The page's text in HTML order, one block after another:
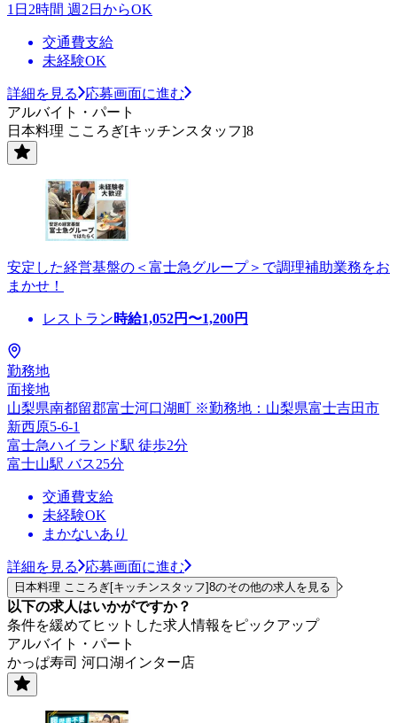
1日2時間 週2日からOK
交通費支給
未経験OK
詳細を見る
応募画面に進む
アルバイト・パート
日本料理 こころぎ[キッチンスタッフ]8
安定した経営基盤の＜富士急グループ＞で調理補助業務をお
まかせ！
レストラン時給1,052円〜1,200円
勤務地
面接地
山梨県南都留郡富士河口湖町 ※勤務地：山梨県富士吉田市
新西原5-6-1
富士急ハイランド駅 徒歩2分
富士山駅 バス25分
交通費支給
未経験OK
まかないあり
詳細を見る 応募画面に進む
日本料理 こころぎ[キッチンスタッフ]8のその他の求人を見る
以下の求人はいかがですか？
条件を緩めてヒットした求人情報をピックアップ
アルバイト・パート
かっぱ寿司 河口湖インター店